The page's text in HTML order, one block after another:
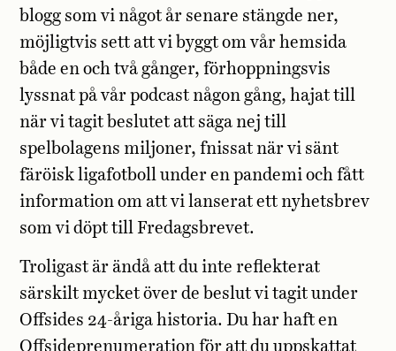
blogg som vi något år senare stängde ner,
möjligtvis sett att vi byggt om vår hemsida
både en och två gånger, förhoppningsvis
lyssnat på vår podcast någon gång, hajat till
när vi tagit beslutet att säga nej till
spelbolagens miljoner, fnissat när vi sänt
färöisk ligafotboll under en pandemi och fått
information om att vi lanserat ett nyhetsbrev
som vi döpt till Fredagsbrevet.
Troligast är ändå att du inte reflekterat
särskilt mycket över de beslut vi tagit under
Offsides 24-åriga historia. Du har haft en
Offsideprenumeration för att du uppskattat